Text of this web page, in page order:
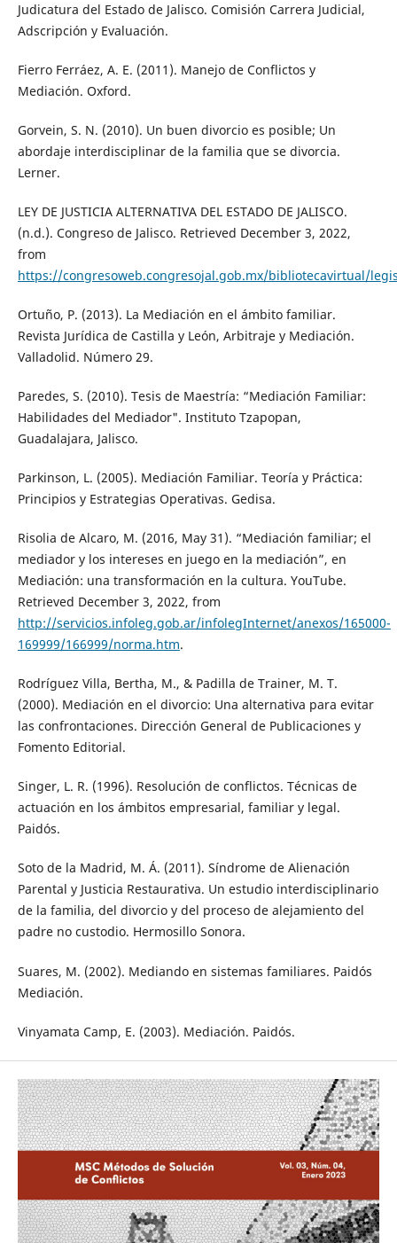
Judicatura del Estado de Jalisco. Comisión Carrera Judicial,
Adscripción y Evaluación.
Fierro Ferráez, A. E. (2011). Manejo de Conflictos y
Mediación. Oxford.
Gorvein, S. N. (2010). Un buen divorcio es posible; Un
abordaje interdisciplinar de la familia que se divorcia.
Lerner.
LEY DE JUSTICIA ALTERNATIVA DEL ESTADO DE JALISCO.
(n.d.). Congreso de Jalisco. Retrieved December 3, 2022,
from
https://congresoweb.congresojal.gob.mx/bibliotecavirtual/
Ortuño, P. (2013). La Mediación en el ámbito familiar.
Revista Jurídica de Castilla y León, Arbitraje y Mediación.
Valladolid. Número 29.
Paredes, S. (2010). Tesis de Maestría: “Mediación Familiar:
Habilidades del Mediador". Instituto Tzapopan,
Guadalajara, Jalisco.
Parkinson, L. (2005). Mediación Familiar. Teoría y Práctica:
Principios y Estrategias Operativas. Gedisa.
Risolia de Alcaro, M. (2016, May 31). “Mediación familiar; el
mediador y los intereses en juego en la mediación”, en
Mediación: una transformación en la cultura. YouTube.
Retrieved December 3, 2022, from
http://servicios.infoleg.gob.ar/infolegInternet/anexos/165000-
169999/166999/norma.htm.
Rodríguez Villa, Bertha, M., & Padilla de Trainer, M. T.
(2000). Mediación en el divorcio: Una alternativa para evitar
las confrontaciones. Dirección General de Publicaciones y
Fomento Editorial.
Singer, L. R. (1996). Resolución de conflictos. Técnicas de
actuación en los ámbitos empresarial, familiar y legal.
Paidós.
Soto de la Madrid, M. Á. (2011). Síndrome de Alienación
Parental y Justicia Restaurativa. Un estudio interdisciplinario
de la familia, del divorcio y del proceso de alejamiento del
padre no custodio. Hermosillo Sonora.
Suares, M. (2002). Mediando en sistemas familiares. Paidós
Mediación.
Vinyamata Camp, E. (2003). Mediación. Paidós.